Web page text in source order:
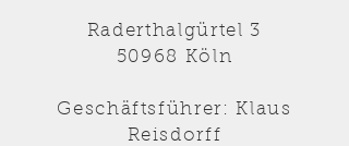
Raderthalgürtel 3
50968 Köln
Geschäftsführer: Klaus
Reisdorff